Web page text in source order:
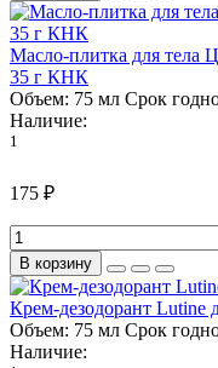
Масло-плитка для тела
35 г КНК
Объем: 75 мл Срок
Наличие:
1
175 ₽
В корзину
Крем-дезодорант Lutine
Объем: 75 мл Срок
Наличие: